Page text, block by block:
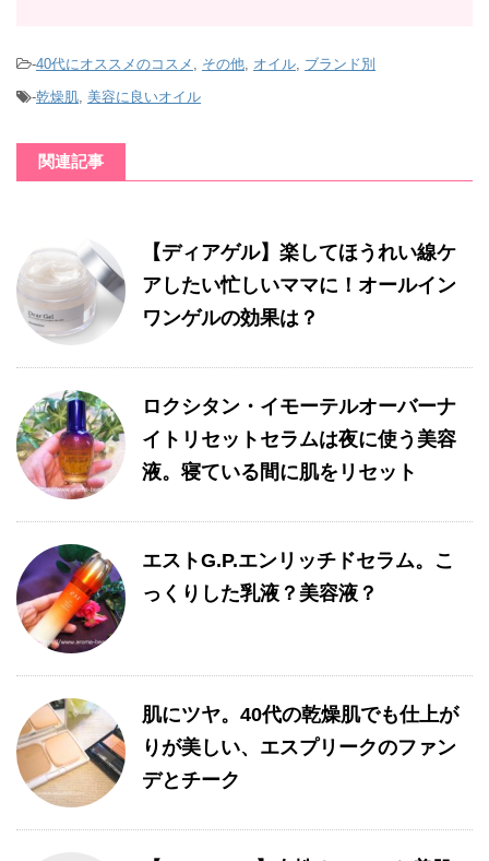
-40代にオススメのコスメ , その他, オイル, ブランド別
-乾燥肌, 美容に良いオイル
関連記事
【ディアゲル】楽してほうれい線ケ
アしたい忙しいママに！オールイン
ワンゲルの効果は？
ロクシタン・イモーテルオーバーナ
イトリセットセラムは夜に使う美容
液。寝ている間に肌をリセット
エストG.P.エンリッチドセラム。こ
っくりした乳液？美容液？
肌にツヤ。40代の乾燥肌でも仕上が
りが美しい、エスプリークのファン
デとチーク